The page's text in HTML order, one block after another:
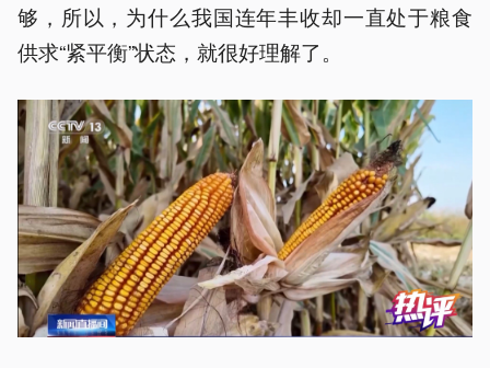
够，所以，为什么我国连年丰收却一直处于粮食
供求“紧平衡”状态，就很好理解了。